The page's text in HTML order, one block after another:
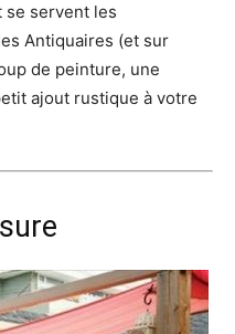
se servent les
Antiquaires (et sur
de peinture, une
ajout rustique à votre